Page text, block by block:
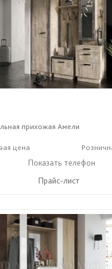
прихожая Амели
цена
+7 (8412) 20-20-37
Показать телефон
Прайс-лист